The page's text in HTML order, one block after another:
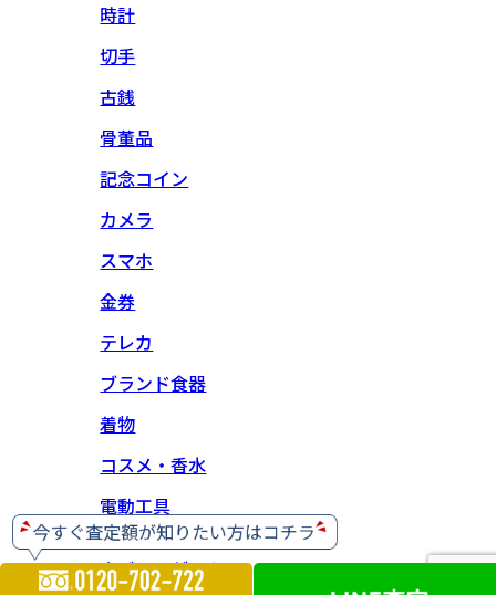
時計
切手
古銭
骨董品
記念コイン
カメラ
スマホ
金券
テレカ
ブランド食器
着物
コスメ・香水
電動工具
ホビー・ゲーム